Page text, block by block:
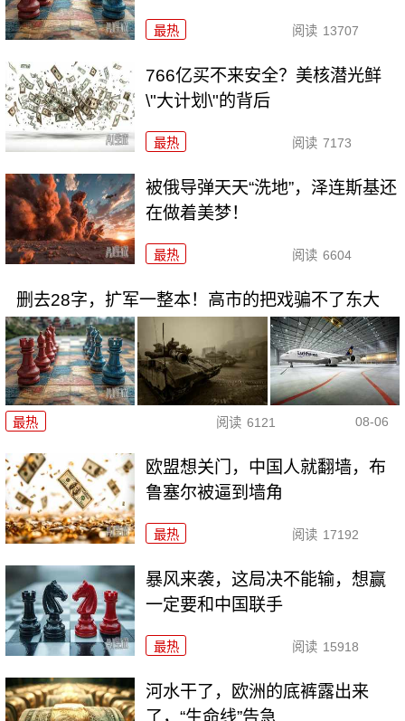
最热 阅读 13707
766亿买不来安全？美核潜光鲜
\"大计划\"的背后
最热 阅读 7173
被俄导弹天天“洗地”，泽连斯基还
在做着美梦！
最热 阅读 6604
删去28字，扩军一整本！高市的把戏骗不了东大
最热 阅读 6121 08-06
欧盟想关门，中国人就翻墙，布
鲁塞尔被逼到墙角
最热 阅读 17192
暴风来袭，这局决不能输，想赢
一定要和中国联手
最热 阅读 15918
河水干了，欧洲的底裤露出来
了，“生命线”告急